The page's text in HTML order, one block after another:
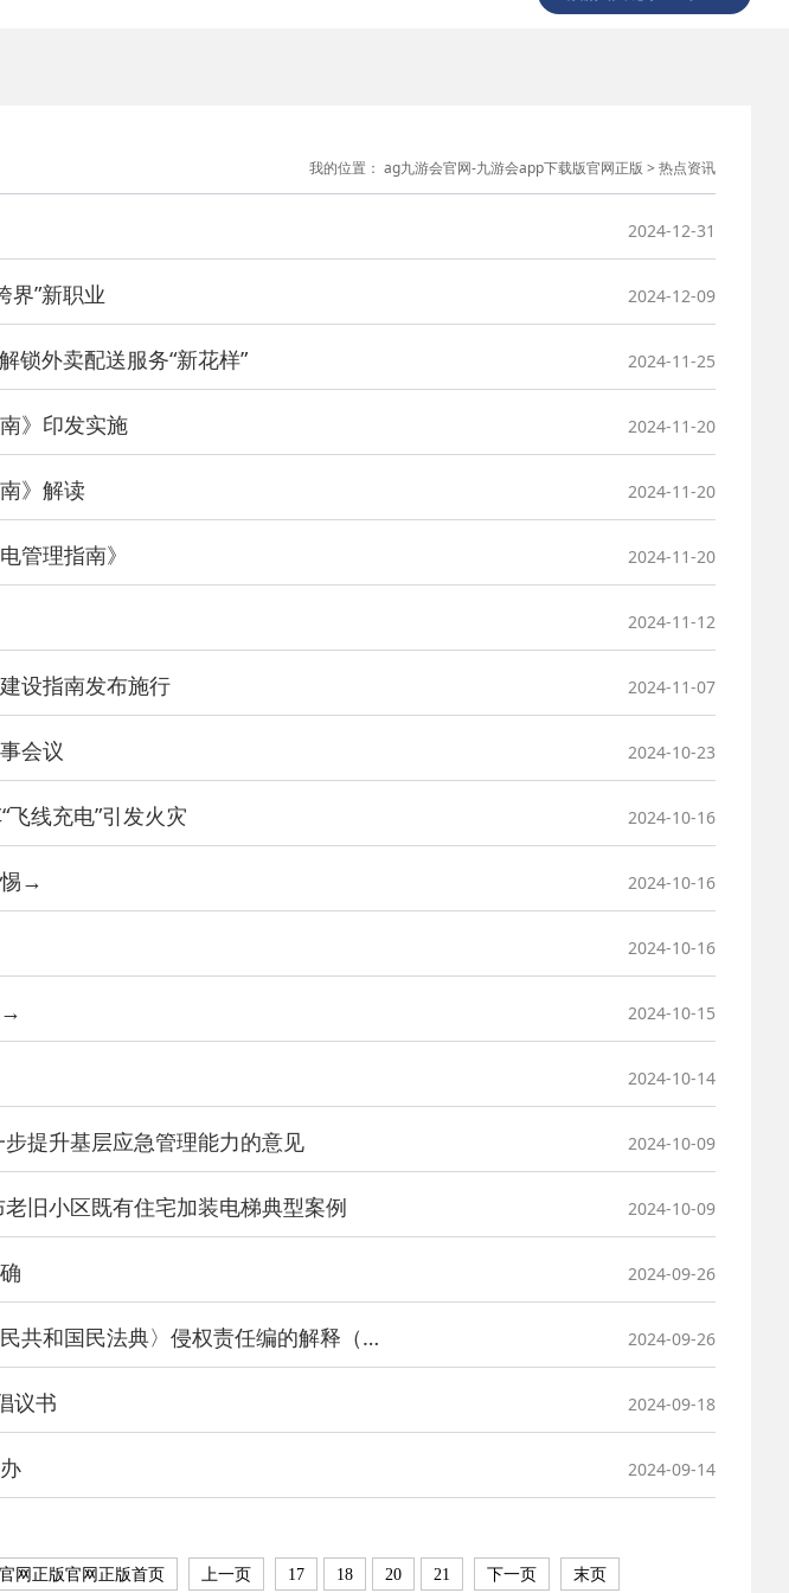
我的位置： ag九游会官网-九游会app下载版官网正版 > 热点资讯
2024-12-31
界”新职业 2024-12-09
锁外卖配送服务“新花样” 2024-11-25
》印发实施 2024-11-20
》解读 2024-11-20
管理指南》 2024-11-20
2024-11-12
设指南发布施行 2024-11-07
会议 2024-10-23
线充电”引发火灾 2024-10-16
惕→ 2024-10-16
2024-10-16
→ 2024-10-15
2024-10-14
提升基层应急管理能力的意见 2024-10-09
旧小区既有住宅加装电梯典型案例 2024-10-09
2024-09-26
最高人民法院发布《关于适用〈中华人民共和国民法典〉侵权责任编的解释（一）》 2024-09-26
议书 2024-09-18
2024-09-14
网正版官网正版首页 上一页 17 18 20 21 下一页 末页